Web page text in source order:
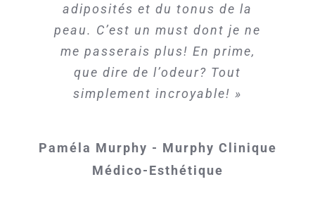
adiposités et du tonus de la
peau. C’est un must dont je ne
me passerais plus! En prime,
que dire de l’odeur? Tout
simplement incroyable! »
Paméla Murphy - Murphy Clinique
Médico-Esthétique